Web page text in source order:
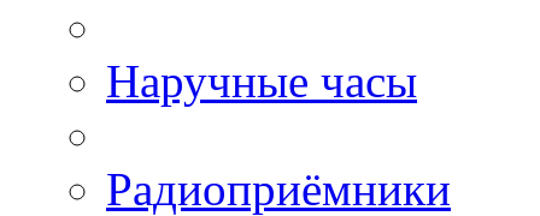
Наручные часы
Радиоприёмники